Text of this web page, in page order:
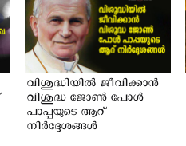
വിശുദ്ധിയില്‍ ജീവിക്കാന്‍
വിശുദ്ധ ജോൺ പോൾ
പാപ്പയുടെ ആറ്
നിർദ്ദേശങ്ങൾ